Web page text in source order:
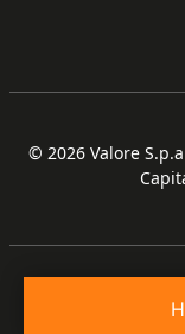
© 2026 Valore